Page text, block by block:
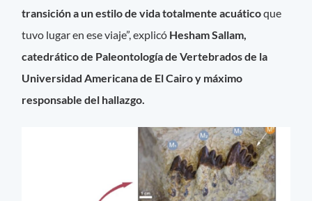
transición a un estilo de vida totalmente acuáticoque
tuvo lugar en ese viaje”, explicó Hesham Sallam,
catedrático de Paleontología de Vertebrados de la
Universidad Americana de El Cairo y máximo
responsable del hallazgo.